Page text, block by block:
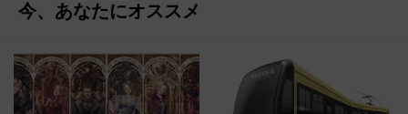
今、あなたにオススメ